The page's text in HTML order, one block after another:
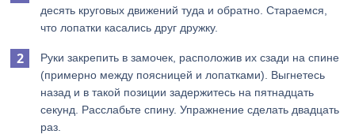
десять круговых движений туда и обратно. Стараемся,
что лопатки касались друг дружку.
Руки закрепить в замочек, расположив их сзади на спине
(примерно между поясницей и лопатками). Выгнетесь
назад и в такой позиции задержитесь на пятнадцать
секунд. Расслабьте спину. Упражнение сделать двадцать
раз.